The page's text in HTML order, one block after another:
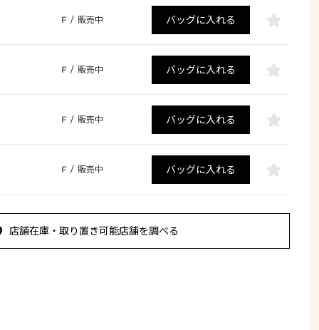
F / 販売中 バッグに入れる
F / 販売中 バッグに入れる
F / 販売中 バッグに入れる
F / 販売中 バッグに入れる
店舗在庫・取り置き可能店舗を調べる